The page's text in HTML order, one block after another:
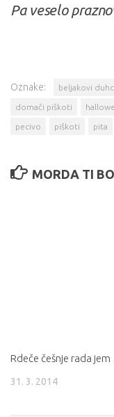
Pa veselo
Oznake: beljakovi
domači piškoti
pecivo piškoti pita
MORDA TI
Rdeče češnje rada
31. 3. 2014